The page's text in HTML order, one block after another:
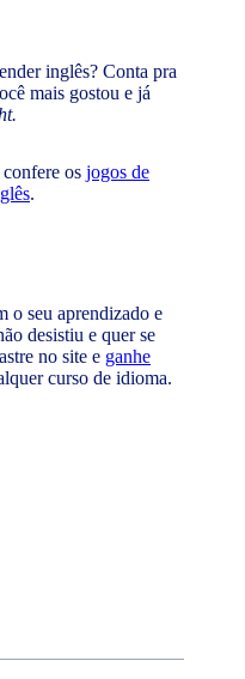
inglês? Conta pra
mais gostou e já
os jogos de
.
o seu aprendizado e
desistiu e quer se
no site e ganhe
curso de idioma.